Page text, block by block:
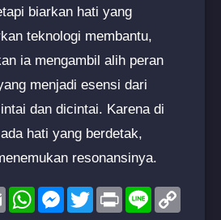
biarkan hati yang
teknologi membantu,
ia mengambil alih peran
menjadi esensi dari
dan dicintai. Karena di
hati yang berdetak,
resonansinya.
EmailWhatsAppMessenger
TwitterPrint Line